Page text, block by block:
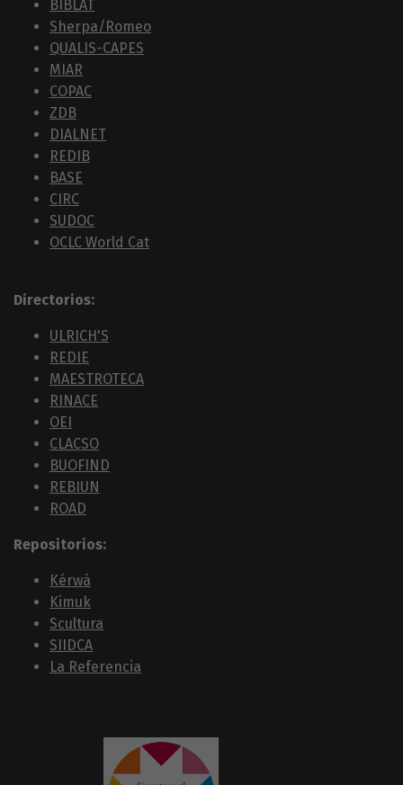
BIBLAT
Sherpa/Romeo
QUALIS-CAPES
MIAR
COPAC
ZDB
DIALNET
REDIB
BASE
CIRC
SUDOC
OCLC World Cat
Directorios:
ULRICH'S
REDIE
MAESTROTECA
RINACE
OEI
CLACSO
BUOFIND
REBIUN
ROAD
Repositorios:
Kérwá
Kimuk
Scultura
SIIDCA
La Referencia